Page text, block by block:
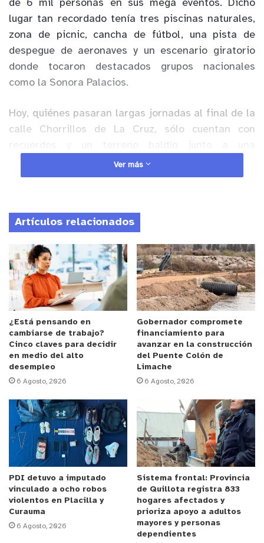
de 6 mil personas en sus mega eventos. Dicho
lugar tan recordado tenía tres piscinas naturales,
zona de picnic, cancha de fútbol, una pista de
despegue de aeronaves y un escenario giratorio
donde tocaron destacados grupos nacionales
como la Sonora Palacios.
Hoy, quiénes pasaran largas jornadas al final de la
calle Chorrillos de La Cruz, sólo cuentan con
construcción sin puertas ni ventanas que antes
fuera un comedor.
El lugar convertido en un
sigue albergando vida en los pequeños hilos de
agua que se escuchan en una de las pozas.
Anuncio Patrocinado
En este escenario y con el objetivo de reconstruir
la historia, rescatar relatos orales y valorar el
patrimonio inmaterial del territorio, la Junta de
Vecinos de Lo Rojas presentó el proyecto
“Memorias de la Poza” en conjunto con la editorial
Corazón de Hueso, con el apoyo de la Unidad de
Organizaciones Sociales y Comunidad de la
Municipalidad de La Cruz. Fue así como obtuvieron
el fondo del 7% del Fondo Nacional de Desarrollo
Regional (FNDR) 2022 del Gobierno Regional de
Valparaíso.
Camila Acevedo, presidenta de la Junta de Vecinos
de Lo Rojas, señala que “la Poza Cristalina
significa para nosotros un sin fin de recuerdos,
historias de antaño, risas, fiestas y alegrías. Nos
Ver más
Artículos relacionados
¿Está pensando en
cambiarse de trabajo?
Cinco claves para decidir
en medio del alto
desempleo
6 Agosto, 2026
Gobernador compromete
financiamiento para
avanzar en la construcción
del Puente Colón de
Limache
6 Agosto, 2026
PDI detuvo a imputado
vinculado a ocho robos
violentos en Placilla y
Curauma
6 Agosto, 2026
Sistema frontal: Provincia
de Quillota registra 833
hogares afectados y
prioriza apoyo a adultos
mayores y personas
dependientes